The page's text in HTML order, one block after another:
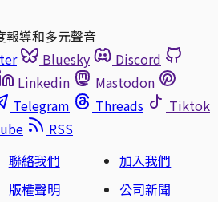
報導和多元聲音
Bluesky
Discord
Linkedin
Mastodon
Telegram Threads
Tiktok
RSS
聯絡我們
加入我們
版權聲明
公司新聞